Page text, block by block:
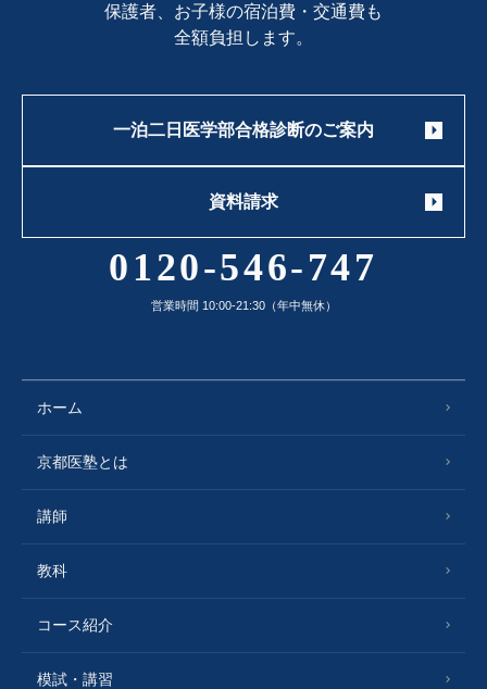
ホーム
京都医塾とは
講師
教科
コース紹介
模試・講習
保護者、お子様の宿泊費・交通費も
全額負担します。
一泊二日医学部合格診断のご案内
資料請求
0120-546-747
営業時間 10:00-21:30（年中無休）